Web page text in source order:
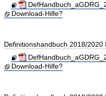
Download-Hilfe?
Definitionshandbuch 2018/2020
Download-Hilfe?